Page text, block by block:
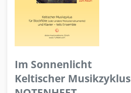
Im Sonnenlicht
Keltischer Musikzyklus